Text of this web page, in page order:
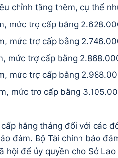
chỉnh tăng thêm, cụ thể
mức trợ cấp bằng
mức trợ cấp bằng
mức trợ cấp bằng
mức trợ cấp bằng
mức trợ cấp bằng
hằng tháng đối với các
đảm. Bộ Tài chính bảo
hội để ủy quyền cho Sở